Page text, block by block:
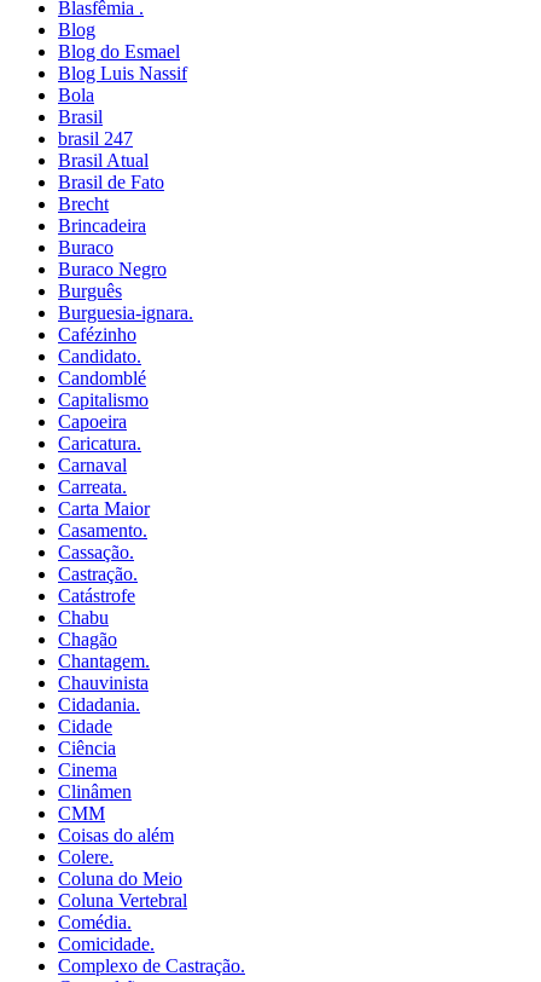
Blasfêmia .
Blog
Blog do Esmael
Blog Luis Nassif
Bola
Brasil
brasil 247
Brasil Atual
Brasil de Fato
Brecht
Brincadeira
Buraco
Buraco Negro
Burguês
Burguesia-ignara.
Cafézinho
Candidato.
Candomblé
Capitalismo
Capoeira
Caricatura.
Carnaval
Carreata.
Carta Maior
Casamento.
Cassação.
Castração.
Catástrofe
Chabu
Chagão
Chantagem.
Chauvinista
Cidadania.
Cidade
Ciência
Cinema
Clinâmen
CMM
Coisas do além
Colere.
Coluna do Meio
Coluna Vertebral
Comédia.
Comicidade.
Complexo de Castração.